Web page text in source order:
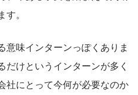
。
意味インターンっぽくありま
けというインターンが多く
社にとって今何が必要なのか